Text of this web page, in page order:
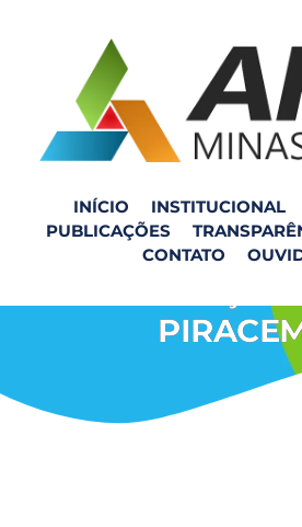
INÍCIO INSTITUCIONAL
PUBLICAÇÕES
CONTATO